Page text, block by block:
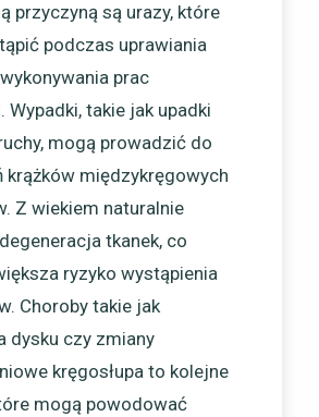
przyczyną są urazy, które
podczas uprawiania
prac
Wypadki, takie jak upadki
mogą prowadzić do
krążków międzykręgowych
Z wiekiem naturalnie
tkanek, co
ryzyko wystąpienia
Choroby takie jak
dysku czy zmiany
kręgosłupa to kolejne
mogą powodować